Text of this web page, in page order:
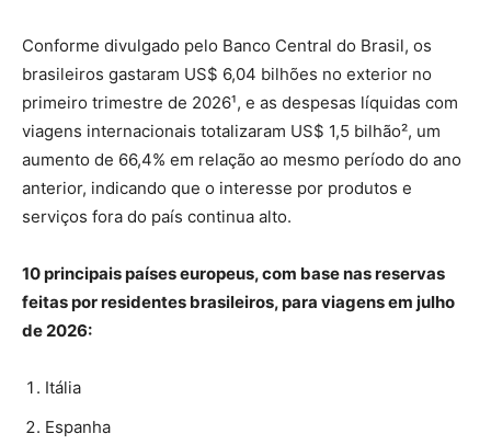
Conforme divulgado pelo Banco Central do Brasil, os
brasileiros gastaram US$ 6,04 bilhões no exterior no
primeiro trimestre de 2026¹, e as despesas líquidas com
viagens internacionais totalizaram US$ 1,5 bilhão², um
aumento de 66,4% em relação ao mesmo período do ano
anterior, indicando que o interesse por produtos e
serviços fora do país continua alto.
10 principais países europeus, com base nas reservas
feitas por residentes brasileiros, para viagens em julho
de 2026:
Itália
Espanha